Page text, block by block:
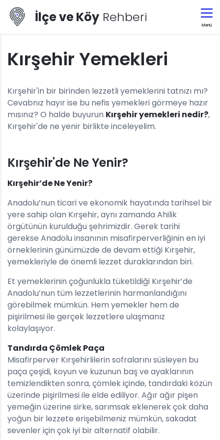
İlçe ve Köy Rehberi
Menü
Kırşehir Yemekleri
Kırşehir'in bir birinden lezzetli yemeklerini tatnızı mı?
Cevabnız hayır ise bu nefis yemekleri görmeye hazır
mısınız? O halde buyurun Kırşehir yemekleri nedir?,
Kırşehir'de ne yenir birlikte inceleyelim.
Kırşehir'de Ne Yenir?
Kırşehir’de Ne Yenir?
Anadolu’nun ticari ve ekonomik hayatında tarihsel bir
yere sahip olan Kırşehir, aynı zamanda Ahilik
örgütünün kurulduğu şehrimizdir. Gerek tarihi
gerekse Anadolu insanının misafirperverliğinin en iyi
örneklerinin günümüzde de devam ettiği Kırşehir,
yemekleriyle de önemli lezzet duraklarından biri.
Et yemeklerinin çoğunlukla tüketildiği Kırşehir’de
Anadolu’nun tüm lezzetlerinin harmanlandığını
görebilmek mümkün. Hem yemekler hem de
pişirilmesi ile gerçek lezzetlere ulaşmanız
kolaylaşıyor.
Tandırda Çömlek Paça
Misafirperver Kırşehirlilerin sofralarını süsleyen bu
paça çeşidi, koyun ve kuzunun baş ve ayaklarının
temizlendikten sonra, çömlek içinde, tandırdaki közün
üzerinde pişirilmesi ile elde ediliyor. Ağır ağır pişen
yemeğin üzerine sirke, sarımsak eklenerek çok daha
yoğun bir lezzete erişebilmeniz mümkün, sakadat
sevenler için çok iyi bir alternatif olabilir.